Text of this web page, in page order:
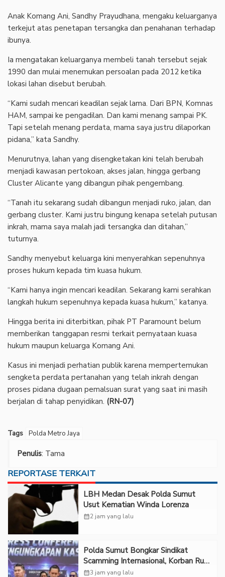
‎Anak Komang Ani, Sandhy Prayudhana, mengaku keluarganya
terkejut atas penetapan tersangka dan penahanan terhadap
ibunya.
‎Ia mengatakan keluarganya membeli tanah tersebut sejak
1990 dan mulai menemukan persoalan pada 2012 ketika
lokasi lahan disebut berubah.
‎“Kami sudah mencari keadilan sejak lama. Dari BPN, Komnas
HAM, sampai ke pengadilan. Dan kami menang sampai PK.
Tapi setelah menang perdata, mama saya justru dilaporkan
pidana,” kata Sandhy.
‎Menurutnya, lahan yang disengketakan kini telah berubah
menjadi kawasan pertokoan, akses jalan, hingga gerbang
Cluster Alicante yang dibangun pihak pengembang.
‎“Tanah itu sekarang sudah dibangun menjadi ruko, jalan, dan
gerbang cluster. Kami justru bingung kenapa setelah putusan
inkrah, mama saya malah jadi tersangka dan ditahan,”
tuturnya.
‎Sandhy menyebut keluarga kini menyerahkan sepenuhnya
proses hukum kepada tim kuasa hukum.
‎“Kami hanya ingin mencari keadilan. Sekarang kami serahkan
langkah hukum sepenuhnya kepada kuasa hukum,” katanya.
‎Hingga berita ini diterbitkan, pihak PT Paramount belum
memberikan tanggapan resmi terkait pernyataan kuasa
hukum maupun keluarga Komang Ani.
‎Kasus ini menjadi perhatian publik karena mempertemukan
sengketa perdata pertanahan yang telah inkrah dengan
proses pidana dugaan pemalsuan surat yang saat ini masih
berjalan di tahap penyidikan. (RN-07)
Tags Polda Metro Jaya
Penulis: Tama
REPORTASE TERKAIT
LBH Medan Desak Polda Sumut
Usut Kematian Winda Lorenza
calendar_month2 jam yang lalu
Polda Sumut Bongkar Sindikat
Scamming Internasional, Korban Rugi
Rp6,7 Miliar
calendar_month3 jam yang lalu